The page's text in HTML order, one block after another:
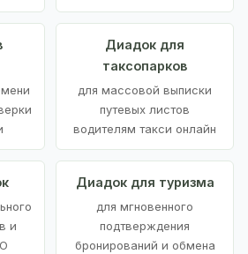
Диадок для
таксопарков
для массовой выписки
путевых листов
водителям такси онлайн
и
Диадок для туризма
для мгновенного
подтверждения
бронирований и обмена